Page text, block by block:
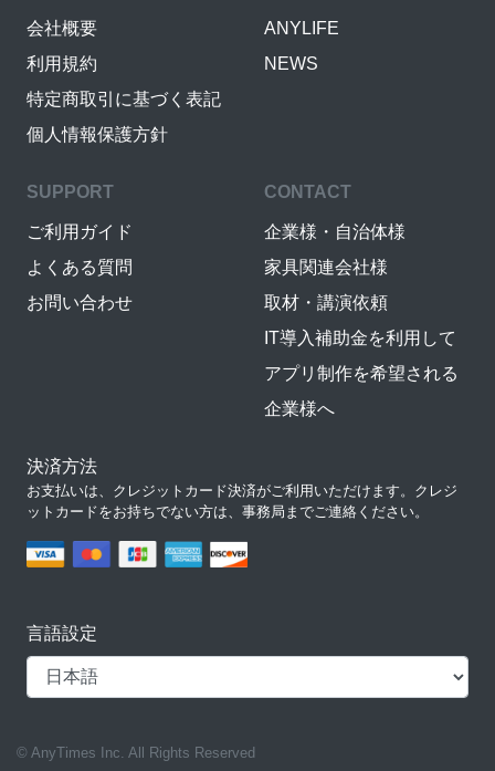
会社概要
利用規約
特定商取引に基づく表記
個人情報保護方針
ANYLIFE
NEWS
SUPPORT
ご利用ガイド
よくある質問
お問い合わせ
CONTACT
企業様・自治体様
家具関連会社様
取材・講演依頼
IT導入補助金を利用して
アプリ制作を希望される
企業様へ
決済方法
お支払いは、クレジットカード決済がご利用いただけます。クレジ
ットカードをお持ちでない方は、事務局までご連絡ください。
言語設定
© AnyTimes Inc. All Rights Reserved